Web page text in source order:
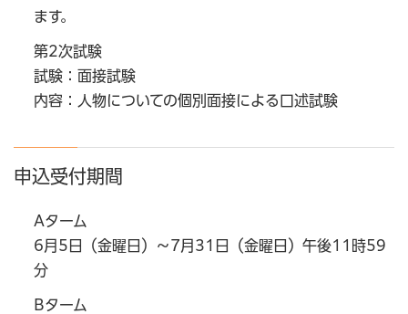
ます。
第2次試験
試験：面接試験
内容：人物についての個別面接による口述試験
申込受付期間
Aターム
6月5日（金曜日）～7月31日（金曜日）午後11時59
分
Bターム